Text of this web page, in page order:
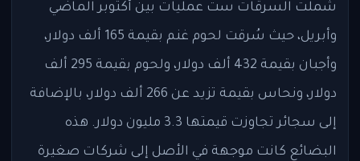
شملت السرقات ست عمليات بين أكتوبر الماضي
وأبريل، حيث سُرقت لحوم غنم بقيمة 165 ألف دولار،
وأجبان بقيمة 432 ألف دولار، ولحوم بقيمة 295 ألف
دولار، ونحاس بقيمة تزيد عن 266 ألف دولار، بالإضافة
إلى سجائر تجاوزت قيمتها 3.3 مليون دولار. هذه
البضائع كانت موجهة في الأصل إلى شركات صغيرة